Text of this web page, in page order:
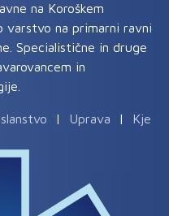
na Koroškem
varstvo na primarni ravni
Specialistične in druge
in
| Uprava | Kje